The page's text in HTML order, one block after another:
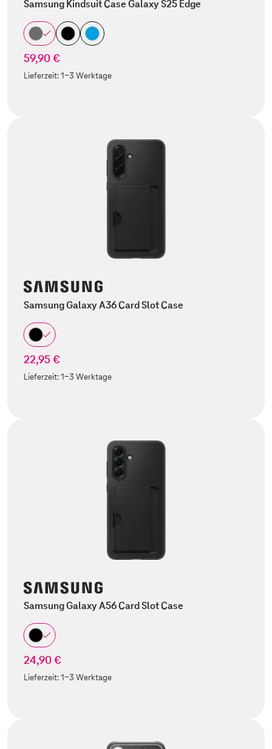
Samsung Kindsuit Case Galaxy S25 Edge
59,90 €
Lieferzeit:1-3 Werktage
Samsung Galaxy A36 Card Slot Case
22,95 €
Lieferzeit:1-3 Werktage
Samsung Galaxy A56 Card Slot Case
24,90 €
Lieferzeit:1-3 Werktage